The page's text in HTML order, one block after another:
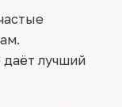
лучший